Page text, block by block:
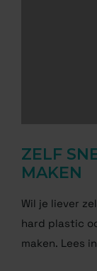
ZELF
MAKEN
Wil je liever
hard plastic
maken. Lees